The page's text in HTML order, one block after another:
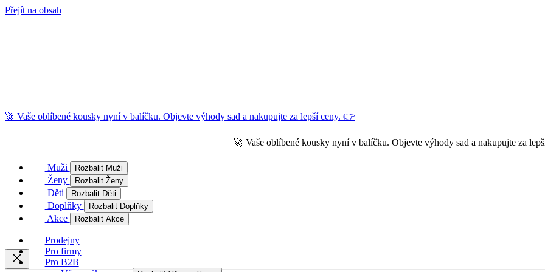
Přejít na obsah
🚀 Vaše oblíbené kousky nyní v balíčku. Objevte výhody sad a nakupujte za lepší ceny. 👉
🚀 Vaše oblíbené kousky nyní v balíčku. Objevte výhody sad a nakupujte za
Muži Rozbalit Muži
Ženy Rozbalit Ženy
Děti Rozbalit Děti
Doplňky Rozbalit Doplňky
Akce Rozbalit Akce
Prodejny
Pro firmy
Pro B2B